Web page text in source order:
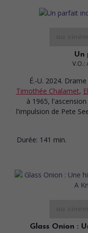
Un
V.O.:
É.-U. 2024.
Timothée Chalamet,
à 1965,
l'impulsion de Pete
Durée: 141 min.
Glass Onion :